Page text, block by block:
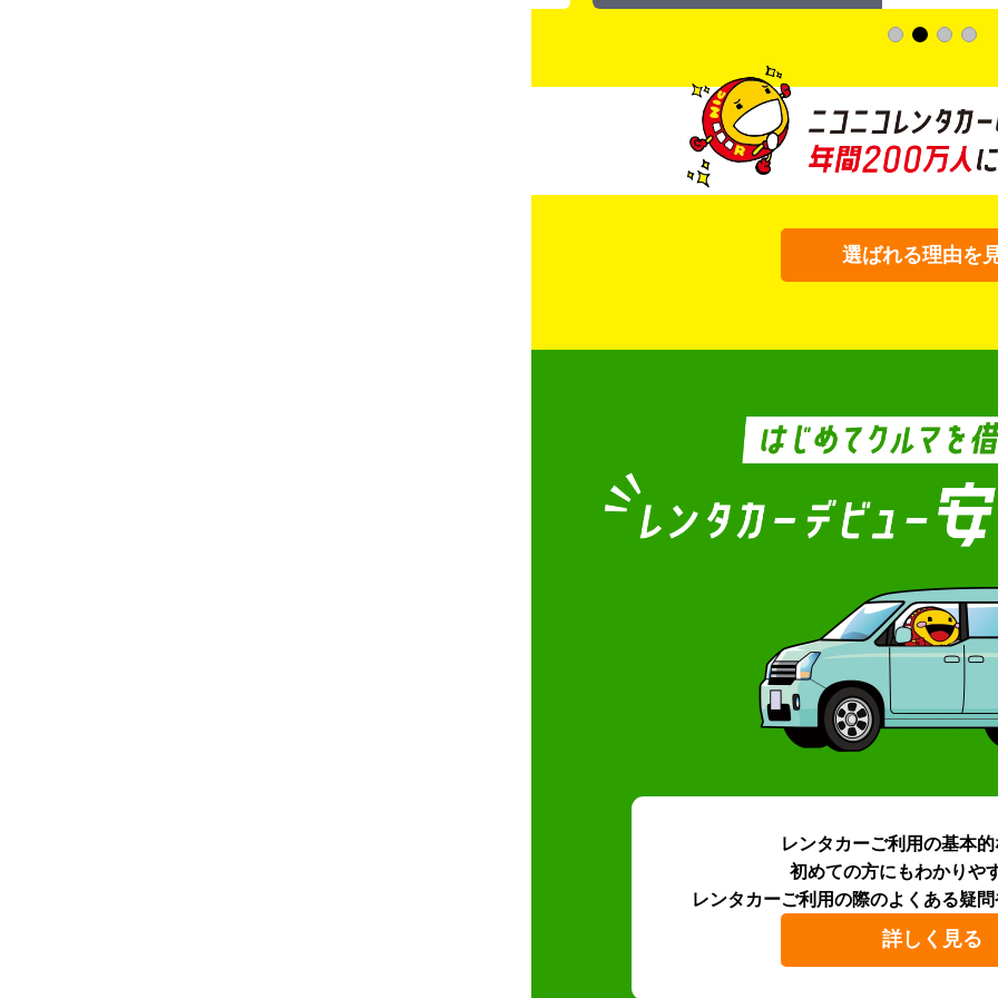
選ばれる理由を
レンタカーご利用の基本
初めての方にもわかりや
レンタカーご利用の際のよくある疑問
詳しく見る